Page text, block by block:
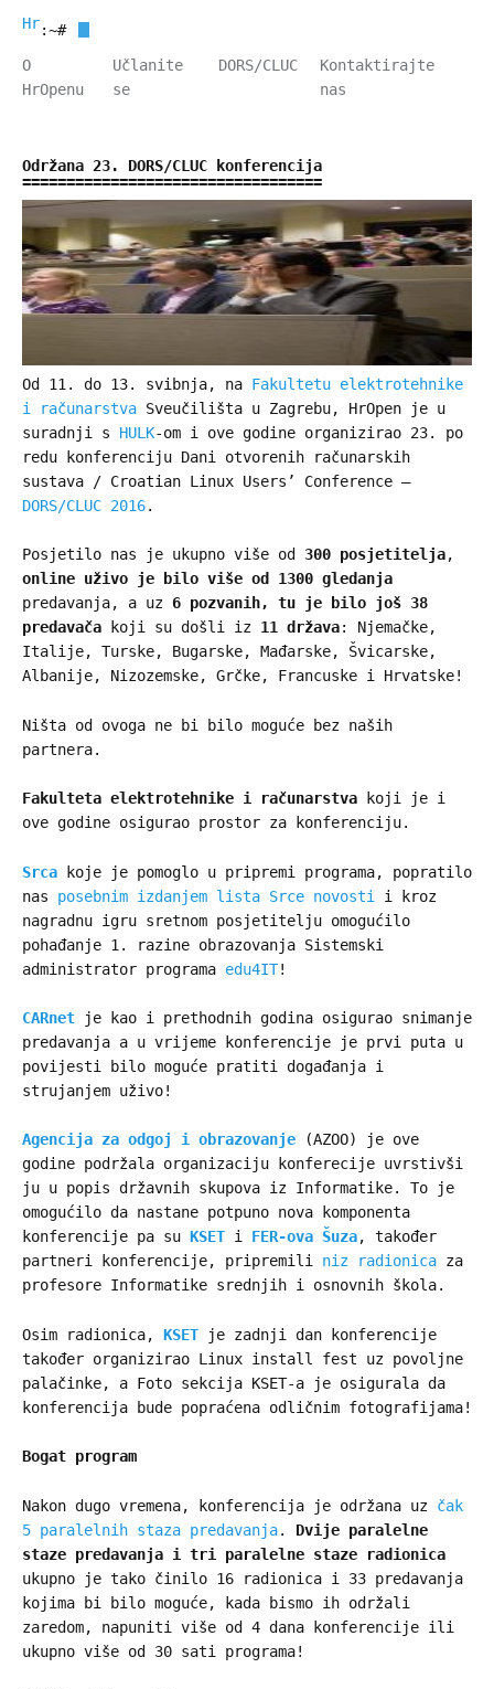
HrOpen
:~#
O
HrOpenu
Učlanite
se
DORS/CLUC
Kontaktirajte
nas
Održana 23. DORS/CLUC konferencija
Od 11. do 13. svibnja, na Fakultetu elektrotehnike
i računarstva Sveučilišta u Zagrebu, HrOpen je u
suradnji s HULK-om i ove godine organizirao 23. po
redu konferenciju Dani otvorenih računarskih
sustava / Croatian Linux Users’ Conference –
DORS/CLUC 2016.
Posjetilo nas je ukupno više od 300 posjetitelja,
online uživo je bilo više od 1300 gledanja
predavanja, a uz 6 pozvanih, tu je bilo još 38
predavača koji su došli iz 11 država: Njemačke,
Italije, Turske, Bugarske, Mađarske, Švicarske,
Albanije, Nizozemske, Grčke, Francuske i Hrvatske!
Ništa od ovoga ne bi bilo moguće bez naših
partnera.
Fakulteta elektrotehnike i računarstva
koji je i
ove godine osigurao prostor za konferenciju.
Srca koje je pomoglo u pripremi programa, popratilo
nas posebnim izdanjem lista Srce novosti
i kroz
nagradnu igru sretnom posjetitelju omogućilo
pohađanje 1. razine obrazovanja Sistemski
administrator programa edu4IT!
CARnet je kao i prethodnih godina osigurao snimanje
predavanja a u vrijeme konferencije je prvi puta u
povijesti bilo moguće pratiti događanja i
strujanjem uživo!
Agencija za odgoj i obrazovanje (AZOO) je ove
godine podržala organizaciju konferecije uvrstivši
ju u popis državnih skupova iz Informatike. To je
omogućilo da nastane potpuno nova komponenta
konferencije pa su KSET i FER-ova Šuza, također
partneri konferencije, pripremili niz radionica za
profesore Informatike srednjih i osnovnih škola.
Osim radionica, KSET je zadnji dan konferencije
također organizirao Linux install fest uz povoljne
palačinke, a Foto sekcija KSET-a je osigurala da
konferencija bude popraćena odličnim fotografijama!
Bogat program
Nakon dugo vremena, konferencija je održana uz čak
5 paralelnih staza predavanja. Dvije paralelne
staze predavanja i tri paralelne staze radionica
ukupno je tako činilo 16 radionica i 33 predavanja
kojima bi bilo moguće, kada bismo ih održali
zaredom, napuniti više od 4 dana konferencije ili
ukupno više od 30 sati programa!